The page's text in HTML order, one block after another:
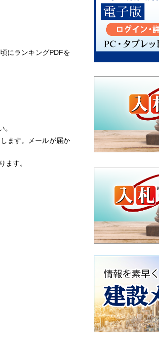
にランキングPDFを
ます。メールが届か
ます。